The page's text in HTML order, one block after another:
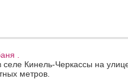
.
Кинель-Черкассы на
метров.